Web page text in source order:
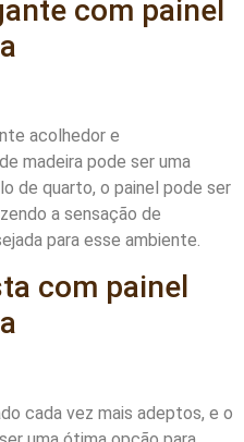
com painel
acolhedor e
madeira pode ser uma
de quarto, o painel pode ser
a sensação de
para esse ambiente.
com painel
cada vez mais adeptos, e o